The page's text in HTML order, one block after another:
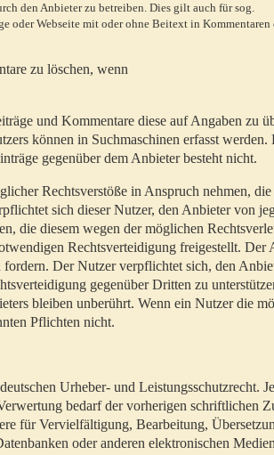
den Anbieter zu betreiben. Dies gilt auch für sog.
oder Webseite mit oder ohne Beitext in Kommentaren
zu löschen, wenn
und Kommentare diese auf Angaben zu
können in Suchmaschinen erfasst werden.
gegenüber dem Anbieter besteht nicht.
Rechtsverstöße in Anspruch nehmen, die
sich dieser Nutzer, den Anbieter von
die diesem wegen der möglichen
Rechtsverteidigung freigestellt. Der
Der Nutzer verpflichtet sich, den
gegenüber Dritten zu
bleiben unberührt. Wenn ein Nutzer die
Pflichten nicht.
Urheber- und Leistungsschutzrecht.
bedarf der vorherigen schriftlichen
für Vervielfältigung, Bearbeitung,
oder anderen elektronischen